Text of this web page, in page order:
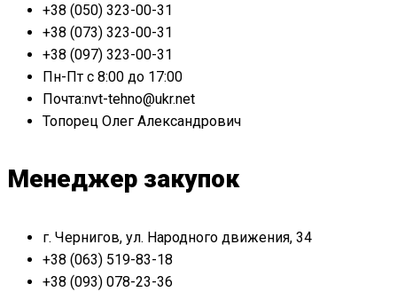
+38 (050) 323-00-31
+38 (073) 323-00-31
+38 (097) 323-00-31
Пн-Пт с 8:00 до 17:00
Почта:nvt-tehno@ukr.net
Топорец Олег Александрович
Менеджер закупок
г. Чернигов, ул. Народного движения, 34
+38 (063) 519-83-18
+38 (093) 078-23-36